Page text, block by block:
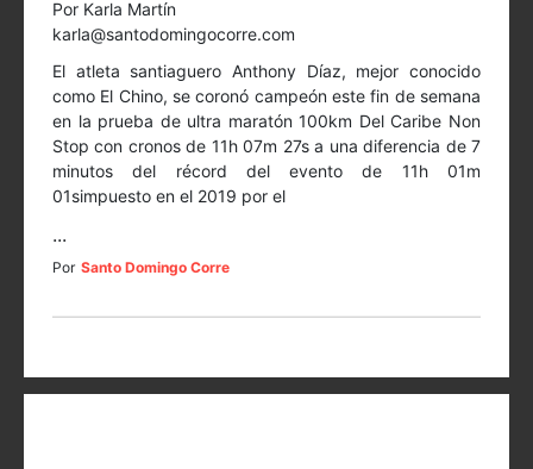
Por Karla Martín
karla@santodomingocorre.com
El atleta santiaguero Anthony Díaz, mejor conocido
como El Chino, se coronó campeón este fin de semana
en la prueba de ultra maratón 100km Del Caribe Non
Stop con cronos de 11h 07m 27s a una diferencia de 7
minutos del récord del evento de 11h 01m
01simpuesto en el 2019 por el
...
Por Santo Domingo Corre